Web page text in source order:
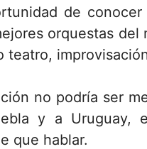
de conocer
orquestas
teatro,
no podría ser
y a Uruguay,
que hablar.